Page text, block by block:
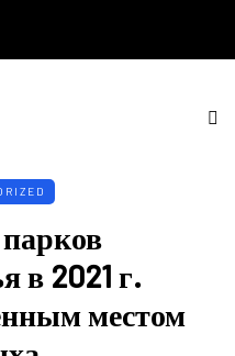
в 2021 г.
местом